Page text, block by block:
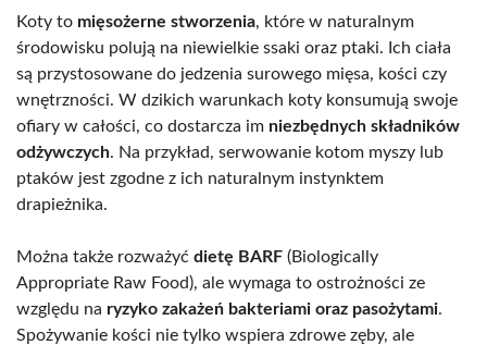
Koty to mięsożerne stworzenia, które w naturalnym
środowisku polują na niewielkie ssaki oraz ptaki. Ich ciała
są przystosowane do jedzenia surowego mięsa, kości czy
wnętrzności. W dzikich warunkach koty konsumują swoje
ofiary w całości, co dostarcza im niezbędnych składników
odżywczych. Na przykład, serwowanie kotom myszy lub
ptaków jest zgodne z ich naturalnym instynktem
drapieżnika.
Można także rozważyć dietę BARF (Biologically
Appropriate Raw Food), ale wymaga to ostrożności ze
względu na ryzyko zakażeń bakteriami oraz pasożytami.
Spożywanie kości nie tylko wspiera zdrowe zęby, ale